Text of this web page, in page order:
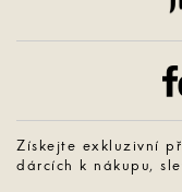
Získejte exkluzivní
dárcích k nákupu,